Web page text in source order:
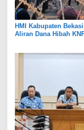
HMI Kabupaten
Aliran Dana Hibah